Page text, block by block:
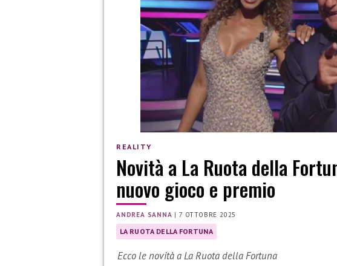
REALITY
Novità a La Ruota della
nuovo gioco e premio
ANDREA SANNA |7 OTTOBRE 2025
LA RUOTA DELLA FORTUNA
Ecco le novità a La Ruota della Fortuna